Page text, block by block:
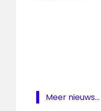
Noord-
Meer nieuws...